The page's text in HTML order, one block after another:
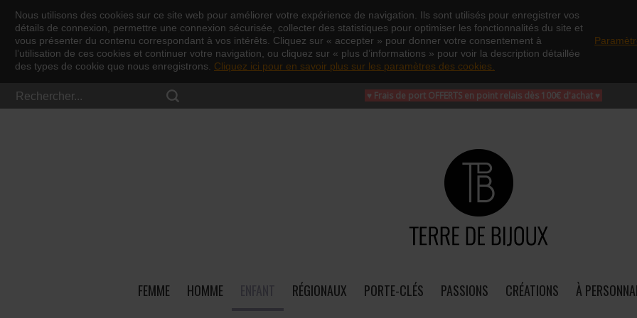
Nous utilisons des cookies sur ce site web pour améliorer votre expérience de navigation. Ils sont utilisés pour enregistrer vos
détails de connexion, permettre une connexion sécurisée, collecter des statistiques pour optimiser les fonctionnalités du site et
vous présenter du contenu correspondant à vos intérêts. Cliquez sur « accepter » pour donner votre consentement à
l’utilisation de ces cookies et continuer votre navigation, ou cliquez sur « plus d’informations » pour voir la description détaillée
des types de cookie que nous enregistrons. Cliquez ici pour en savoir plus sur les paramètres des cookies.
♥ Frais de port OFFERTS en point relais dès 100€ d'achat ♥
FEMME HOMME RÉGIONAUX PORTE-CLÉS PASSIONS CRÉATIONS À